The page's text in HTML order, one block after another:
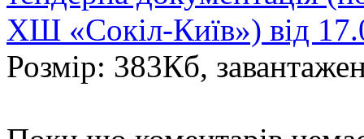
ХШ «Сокіл-Київ») від
Розмір: 383Кб,